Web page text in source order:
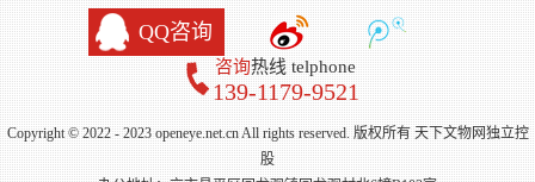
QQ咨询
咨询热线 telphone
139-1179-9521
Copyright © 2022 - 2023 openeye.net.cn All rights reserved. 版权所有 天下文物网独立控
股